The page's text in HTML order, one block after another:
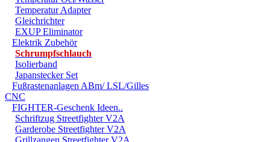
Temperatur Adapter
Gleichrichter
EXUP Eliminator
Elektrik Zubehör
Schrumpfschlauch
Isolierband
Japanstecker Set
Fußrastenanlagen ABm/ LSL/Gilles
CNC
FIGHTER-Geschenk Ideen..
Schriftzug Streetfighter V2A
Garderobe Streetfighter V2A
Grillzangen Streetfighter V2A